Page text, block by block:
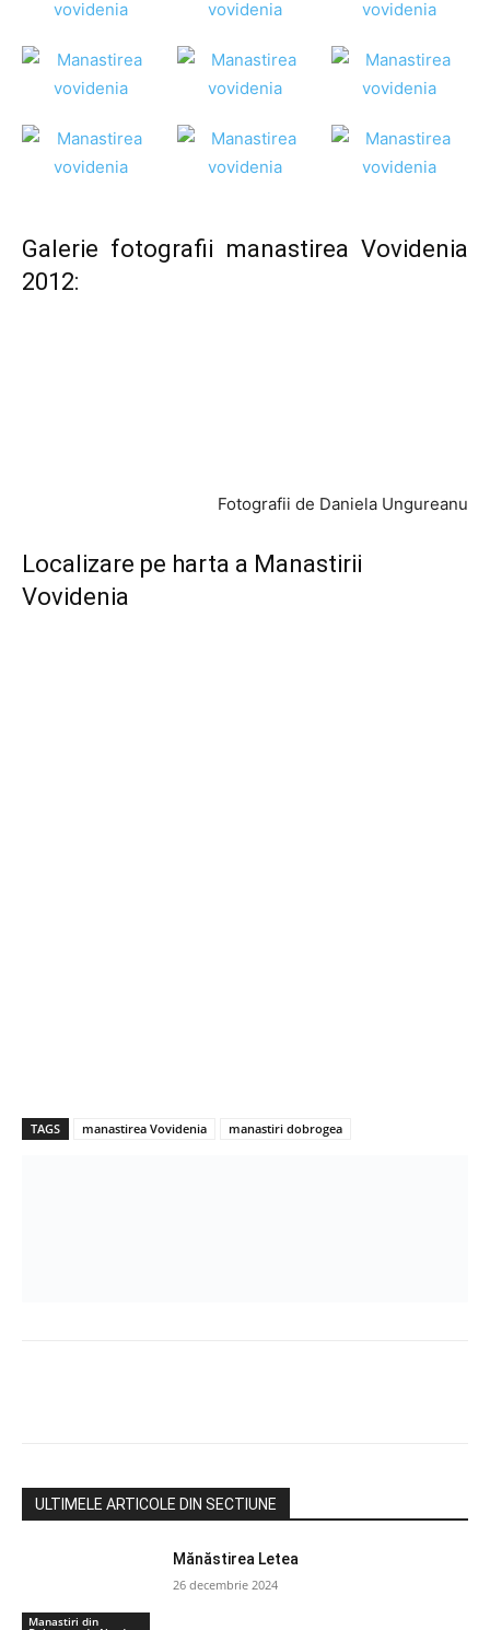
Galerie fotografii manastirea Vovidenia
2012:
Fotografii de Daniela Ungureanu
Localizare pe harta a Manastirii
Vovidenia
TAGS manastirea Vovidenia manastiri dobrogea
ULTIMELE ARTICOLE DIN SECTIUNE
Manastiri din
Mănăstirea Letea
26 decembrie 2024